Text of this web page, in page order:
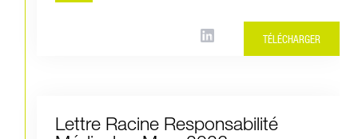
TÉLÉCHARGER
Lettre Racine Responsabilité